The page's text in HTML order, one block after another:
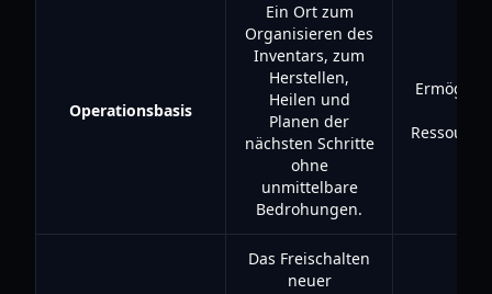
Operationsbasis
Ein Ort zum
Organisieren des
Inventars, zum
Herstellen,
Heilen und
Planen der
nächsten Schritte
ohne
unmittelbare
Bedrohungen.
Das Freischalten
neuer